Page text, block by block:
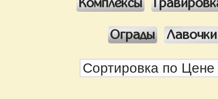
Комплексы
Ограды